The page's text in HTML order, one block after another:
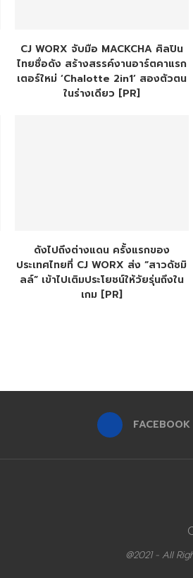
CJ WORX จับมือ MACKCHA ศิลปิน
ไทยชื่อดัง สร้างสรรค์งานอาร์ตคาแรก
เตอร์ใหม่ ‘Chalotte 2in1’ สองตัวตน
ในร่างเดียว [PR]
ดังไปถึงต่างแดน ครั้งแรกของ
ประเทศไทยที่ CJ WORX ส่ง “สาวดัชมิ
ลล์” เข้าไปเติมประโยชน์ให้วัยรุ่นถึงใน
เกม [PR]
FACEBOOK
@2021 - All